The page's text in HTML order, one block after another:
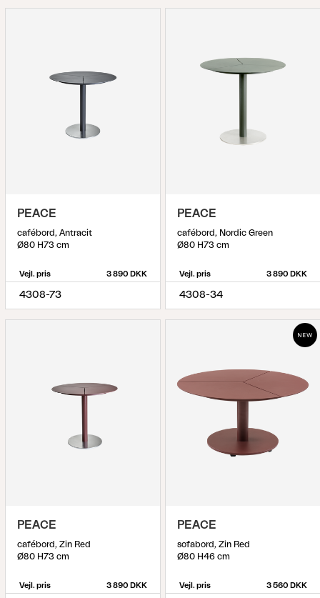
PEACE
cafébord, Antracit
Ø80 H73 cm
Vejl. pris 3 890 DKK
4308-73
PEACE
cafébord, Nordic Green
Ø80 H73 cm
Vejl. pris 3 890 DKK
4308-34
PEACE
cafébord, Zin Red
Ø80 H73 cm
Vejl. pris 3 890 DKK
PEACE
sofabord, Zin Red
Ø80 H46 cm
Vejl. pris 3 560 DKK